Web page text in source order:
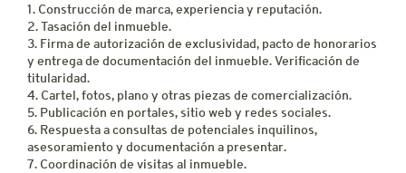
1. Construcción de marca, experiencia y reputación.
2. Tasación del inmueble.
3. Firma de autorización de exclusividad, pacto de honorarios
y entrega de documentación del inmueble. Verificación de
titularidad.
4. Cartel, fotos, plano y otras piezas de comercialización.
5. Publicación en portales, sitio web y redes sociales.
6. Respuesta a consultas de potenciales inquilinos,
asesoramiento y documentación a presentar.
7. Coordinación de visitas al inmueble.